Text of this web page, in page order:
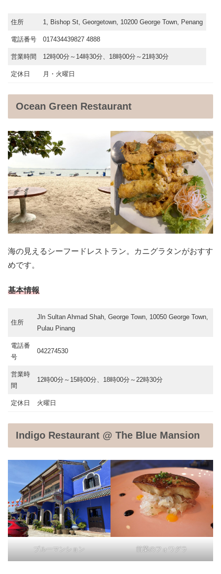
住所 1, Bishop St, Georgetown, 10200 George Town, Penang
電話番号 017434439827 4888
営業時間 12時00分～14時30分、18時00分～21時30分
定休日 月・火曜日
Ocean Green Restaurant
海の見えるシーフードレストラン。カニグラタンがおすす
めです。
基本情報
住所
Jln Sultan Ahmad Shah, George Town, 10050 George Town,
Pulau Pinang
電話番
号
042274530
営業時
間
12時00分～15時00分、18時00分～22時30分
定休日 火曜日
Indigo Restaurant @ The Blue Mansion
ブルーマンション 前菜のフォワグラ